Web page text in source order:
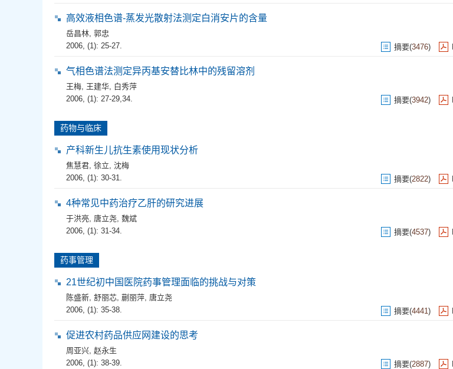
高效液相色谱-蒸发光散射法测定白消安片的含量
岳昌林, 郭忠
2006, (1): 25-27.
摘要(3476)
气相色谱法测定异丙基安替比林中的残留溶剂
王梅, 王建华, 白秀萍
2006, (1): 27-29,34.
摘要(3942)
药物与临床
产科新生儿抗生素使用现状分析
焦慧君, 徐立, 沈梅
2006, (1): 30-31.
摘要(2822)
4种常见中药治疗乙肝的研究进展
于洪亮, 唐立尧, 魏斌
2006, (1): 31-34.
摘要(4537)
药事管理
21世纪初中国医院药事管理面临的挑战与对策
陈盛新, 舒丽芯, 蒯丽萍, 唐立尧
2006, (1): 35-38.
摘要(4441)
促进农村药品供应网建设的思考
周亚兴, 赵永生
2006, (1): 38-39.
摘要(2887)